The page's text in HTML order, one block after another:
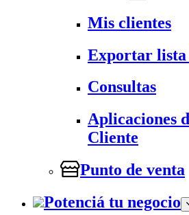
Mis clientes
Exportar lista
Consultas
Aplicaciones
Cliente
Punto de venta
Potenciá tu negocio